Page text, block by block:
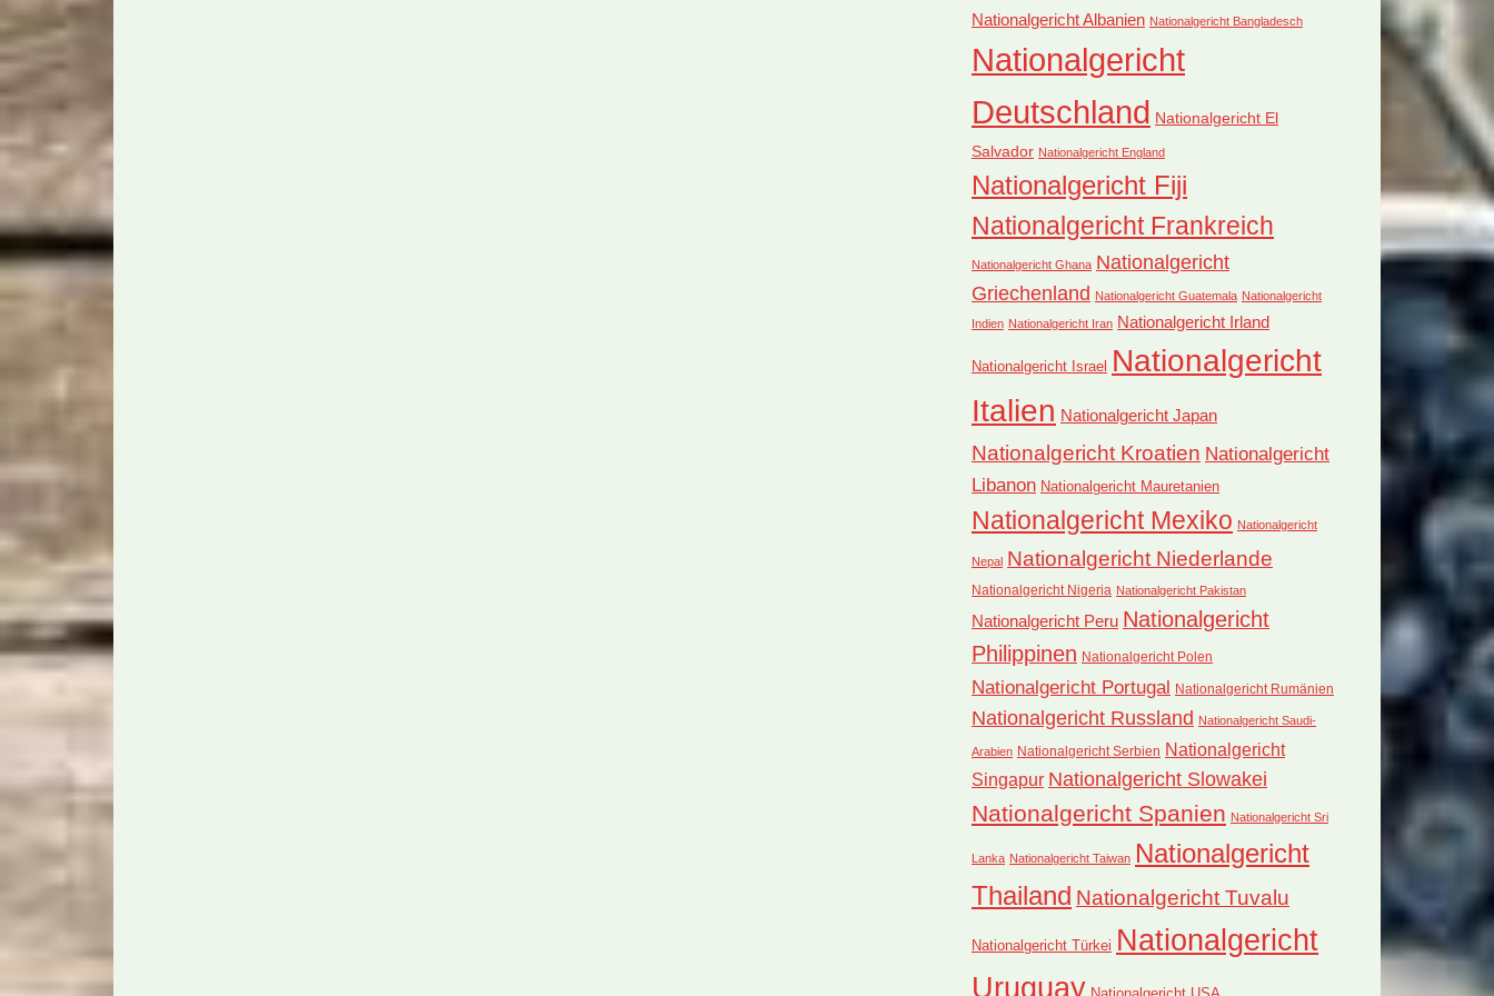
Nationalgericht Albanien Nationalgericht Bangladesch
Nationalgericht
Deutschland Nationalgericht El
Salvador Nationalgericht England
Nationalgericht Fiji
Nationalgericht Frankreich
Nationalgericht Ghana Nationalgericht
Griechenland Nationalgericht Guatemala Nationalgericht
Indien Nationalgericht Iran Nationalgericht Irland
Nationalgericht Israel Nationalgericht
Italien Nationalgericht Japan
Nationalgericht Kroatien Nationalgericht
Libanon Nationalgericht Mauretanien
Nationalgericht Mexiko Nationalgericht
Nepal Nationalgericht Niederlande
Nationalgericht Nigeria Nationalgericht Pakistan
Nationalgericht Peru Nationalgericht
Philippinen Nationalgericht Polen
Nationalgericht Portugal Nationalgericht Rumänien
Nationalgericht Russland Nationalgericht Saudi-
Arabien Nationalgericht Serbien Nationalgericht
Singapur Nationalgericht Slowakei
Nationalgericht Spanien Nationalgericht Sri
Lanka Nationalgericht Taiwan Nationalgericht
Thailand Nationalgericht Tuvalu
Nationalgericht Türkei Nationalgericht
Uruguay